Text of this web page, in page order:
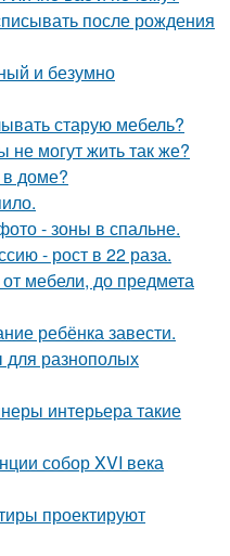
после рождения
и безумно
старую мебель?
могут жить так же?
доме?
- зоны в спальне.
- рост в 22 раза.
мебели, до предмета
ребёнка завести.
для разнополых
интерьера такие
собор XVI века
проектируют